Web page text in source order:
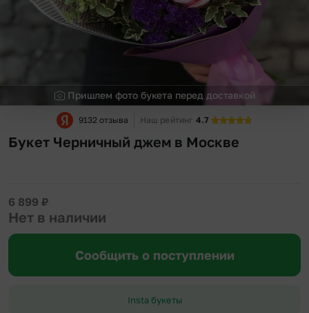
Пришлем фото букета перед доставкой
9132 отзыва Наш рейтинг 4.7
Букет Черничный джем в Москве
6 899 ₽
Нет в наличии
Сообщить о поступлении
Insta букеты